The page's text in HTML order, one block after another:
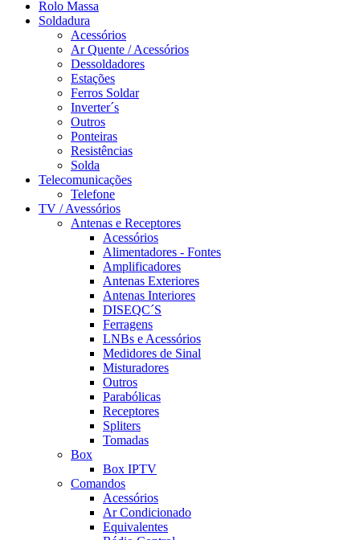
Rolo Massa
Soldadura
Acessórios
Ar Quente / Acessórios
Dessoldadores
Estações
Ferros Soldar
Inverter´s
Outros
Ponteiras
Resistências
Solda
Telecomunicações
Telefone
TV / Avessórios
Antenas e Receptores
Acessórios
Alimentadores - Fontes
Amplificadores
Antenas Exteriores
Antenas Interiores
DISEQC´S
Ferragens
LNBs e Acessórios
Medidores de Sinal
Misturadores
Outros
Parabólicas
Receptores
Spliters
Tomadas
Box
Box IPTV
Comandos
Acessórios
Ar Condicionado
Equivalentes